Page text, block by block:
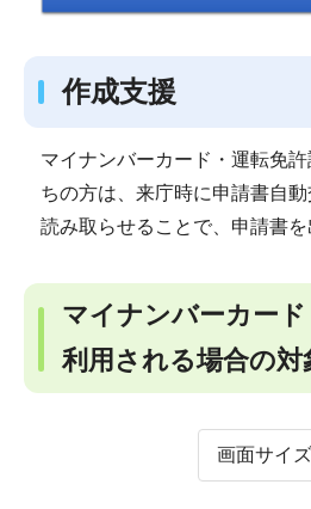
作成支援
マイナンバーカード・運転免
ちの方は、来庁時に申請書自
読み取らせることで、申請書を
マイナンバーカー
利用される場合の対
画面サイ